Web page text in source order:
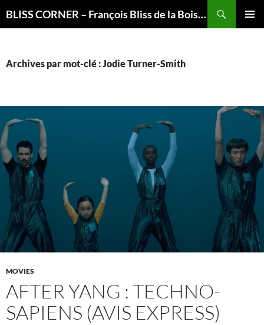
BLISS CORNER – François Bliss de la Boissière is here
Archives par mot-clé : Jodie Turner-Smith
MOVIES
AFTER YANG : TECHNO-
SAPIENS (AVIS EXPRESS)